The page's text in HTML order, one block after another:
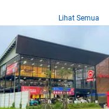
Lihat Semua